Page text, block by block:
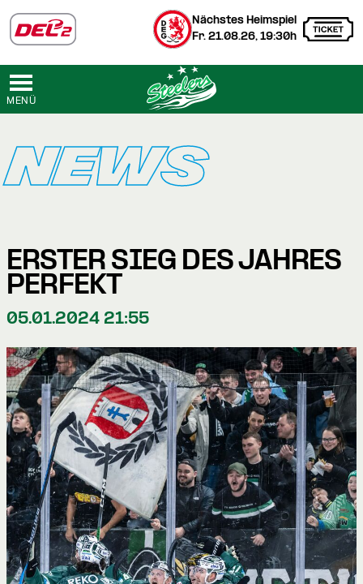
Nächstes Heimspiel
Fr. 21.08.26, 19:30h
MENÜ
NEWS
ERSTER SIEG DES JAHRES
PERFEKT
05.01.2024 21:55